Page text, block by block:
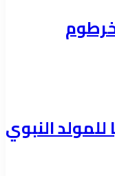
للمولد النبوي